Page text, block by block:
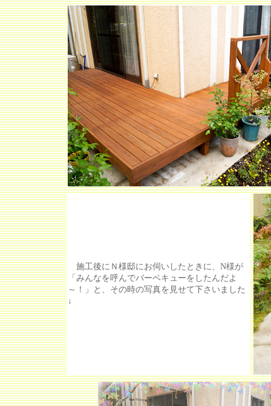
施工後にＮ様邸にお伺いしたときに、N様が
「みんなを呼んでバーベキューをしたんだよ
～！」と、その時の写真を見せて下さいました
↓